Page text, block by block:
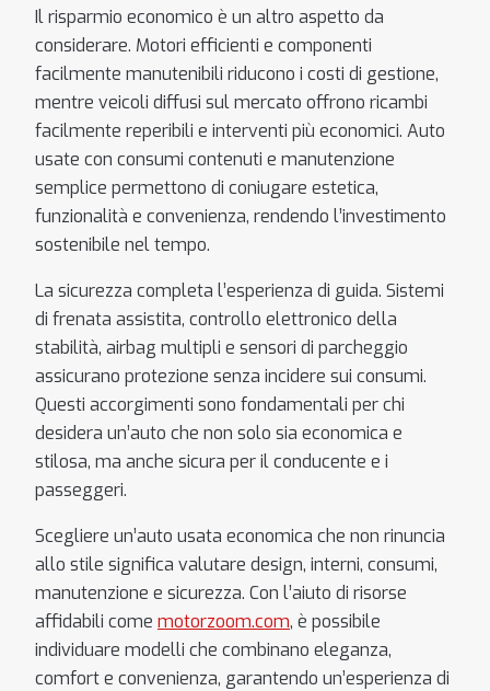
Il risparmio economico è un altro aspetto da
considerare. Motori efficienti e componenti
facilmente manutenibili riducono i costi di gestione,
mentre veicoli diffusi sul mercato offrono ricambi
facilmente reperibili e interventi più economici. Auto
usate con consumi contenuti e manutenzione
semplice permettono di coniugare estetica,
funzionalità e convenienza, rendendo l’investimento
sostenibile nel tempo.
La sicurezza completa l’esperienza di guida. Sistemi
di frenata assistita, controllo elettronico della
stabilità, airbag multipli e sensori di parcheggio
assicurano protezione senza incidere sui consumi.
Questi accorgimenti sono fondamentali per chi
desidera un’auto che non solo sia economica e
stilosa, ma anche sicura per il conducente e i
passeggeri.
Scegliere un’auto usata economica che non rinuncia
allo stile significa valutare design, interni, consumi,
manutenzione e sicurezza. Con l’aiuto di risorse
affidabili come motorzoom.com, è possibile
individuare modelli che combinano eleganza,
comfort e convenienza, garantendo un’esperienza di